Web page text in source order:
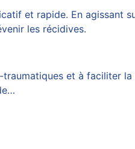
et rapide. En agissant
les récidives.
et à faciliter